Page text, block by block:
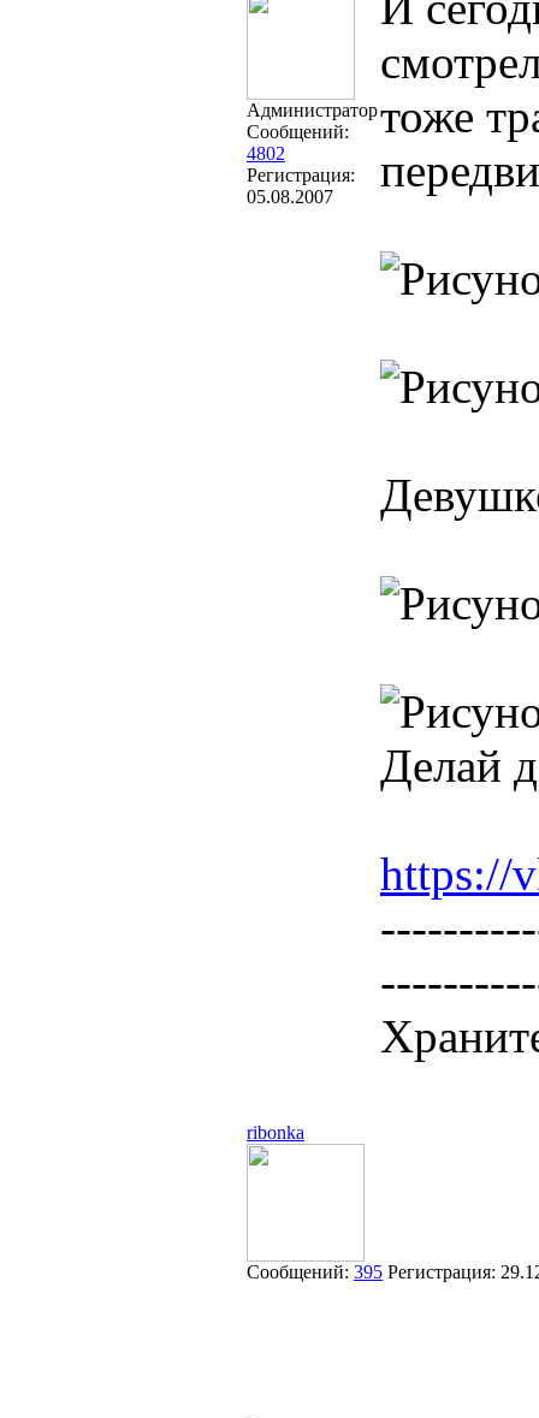
Администратор
Сообщений:
4802
Регистрация:
05.08.2007
тоже
Делай
https://
ribonka
Сообщений: 395 Регистрация: